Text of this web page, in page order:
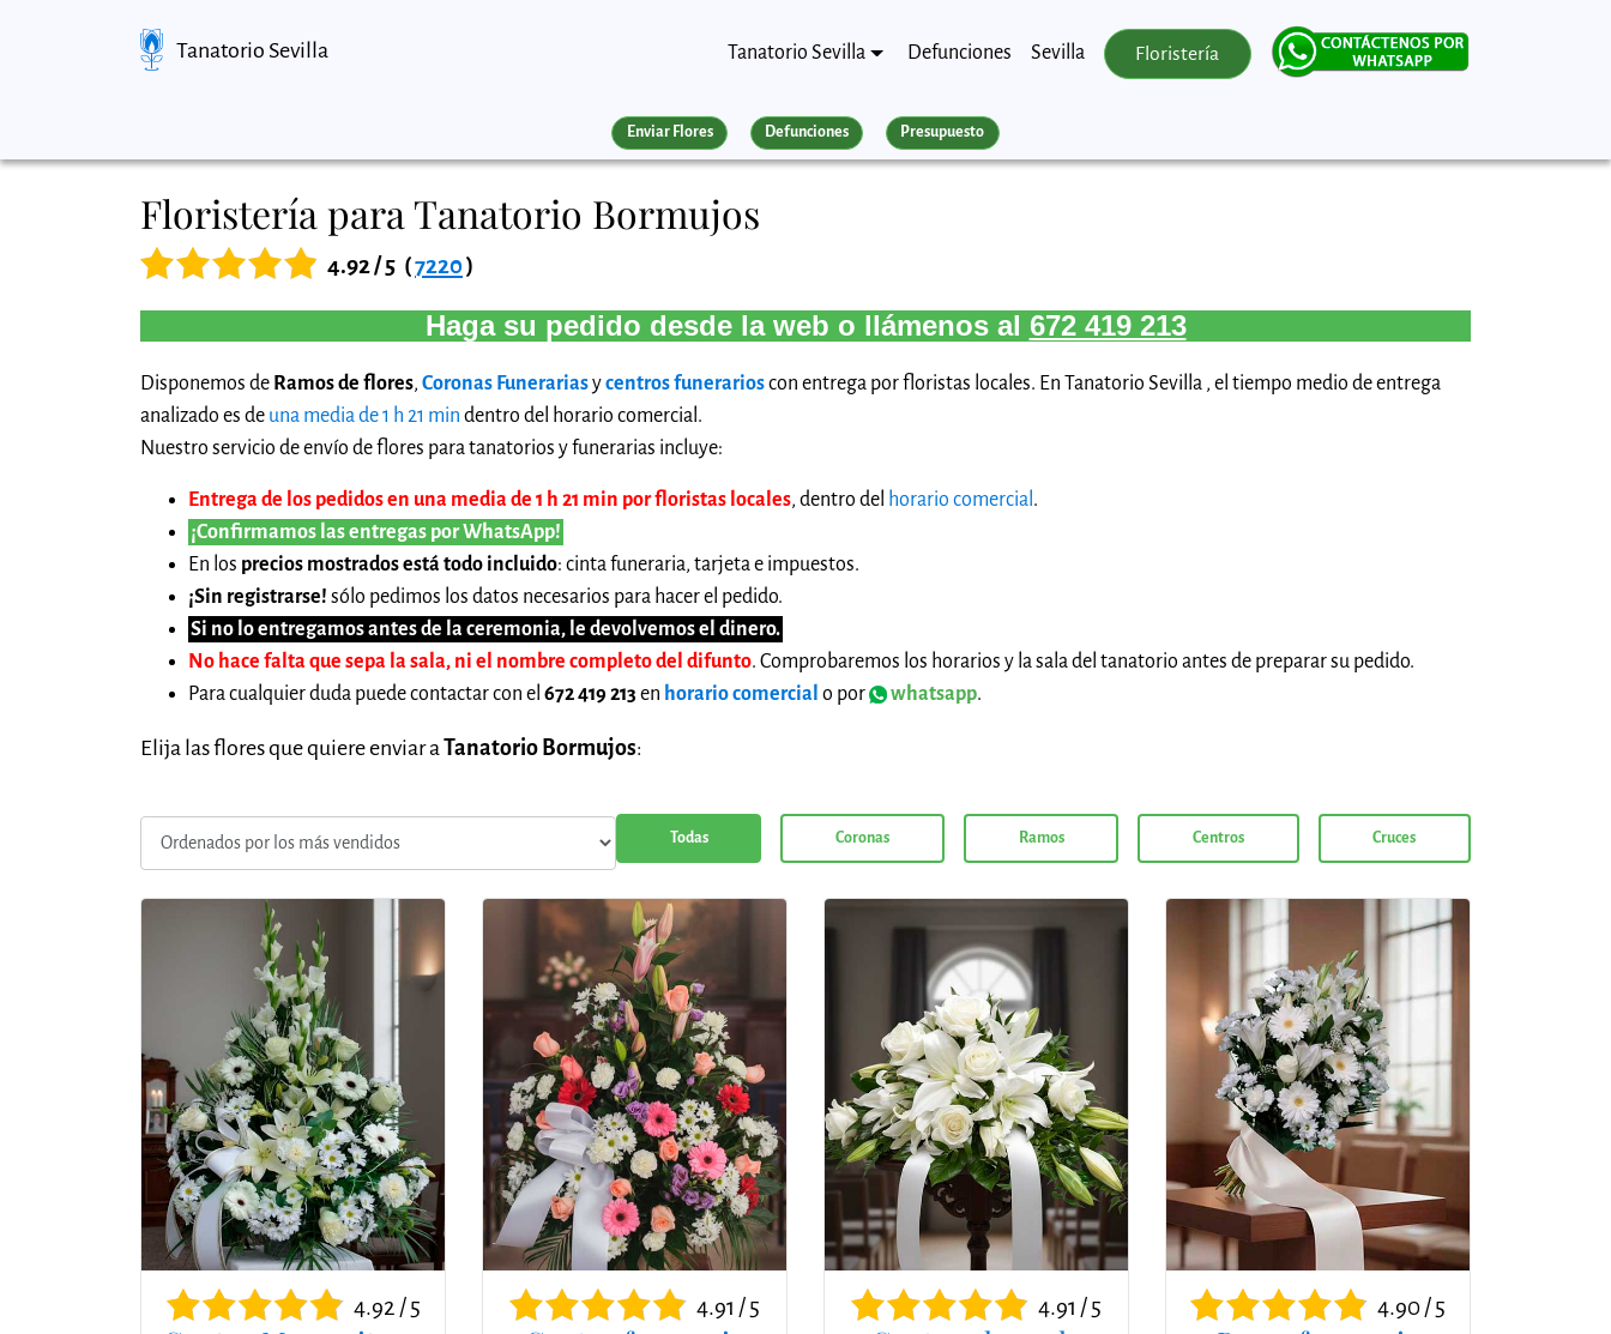
Tanatorio Sevilla Tanatorio Sevilla Defunciones Sevilla Floristería
Enviar Flores Defunciones Presupuesto
Floristería para Tanatorio Bormujos
4.92 / 5 (7220)
Haga su pedido desde la web o llámenos al 672 419 213
Disponemos de Ramos de flores, Coronas Funerariasycentros funerarioscon entrega por floristas locales. En Tanatorio Sevilla , el tiempo medio de entrega
analizado es de una media de 1 h 21 min dentro del horario comercial.
Nuestro servicio de envío de flores para tanatorios y funerarias incluye:
Entrega de los pedidos en una media de 1 h 21 min por floristas locales, dentro del horario comercial .
¡Confirmamos las entregas por WhatsApp!
En los precios mostrados está todo incluido: cinta funeraria, tarjeta e impuestos.
¡Sin registrarse! sólo pedimos los datos necesarios para hacer el pedido.
Si no lo entregamos antes de la ceremonia, le devolvemos el dinero.
No hace falta que sepa la sala, ni el nombre completo del difunto. Comprobaremos los horarios y la sala del tanatorio antes de preparar su pedido.
Para cualquier duda puede contactar con el 672 419 213 en horario comercial o por whatsapp.
Elija las flores que quiere enviar aTanatorio Bormujos:
Todas Coronas Ramos Centros Cruces
4.92 / 5 4.91 / 5 4.91 / 5 4.90 / 5